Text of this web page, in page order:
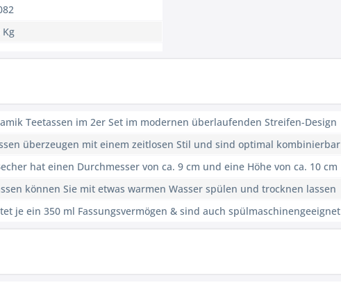
Kg
Teetassen im 2er Set im modernen überlaufenden Streifen-Design
überzeugen mit einem zeitlosen Stil und sind optimal kombinierbar
hat einen Durchmesser von ca. 9 cm und eine Höhe von ca. 10 cm
können Sie mit etwas warmen Wasser spülen und trocknen lassen
je ein 350 ml Fassungsvermögen & sind auch spülmaschinengeeignet